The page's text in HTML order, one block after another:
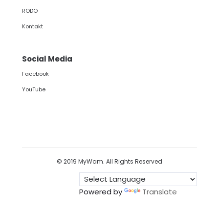
RODO
Kontakt
Social Media
Facebook
YouTube
© 2019 MyWam. All Rights Reserved
Powered by Translate